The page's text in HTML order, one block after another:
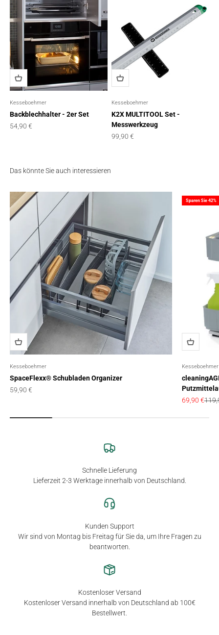
Kesseboehmer
Backblechhalter - 2er Set
Angebot
54,90 €
Kesseboehmer
K2X MULTITOOL Set -
Messwerkzeug
Angebot
99,90 €
Das könnte Sie auch interessieren
Kesseboehmer
SpaceFlexx® Schubladen Organizer
Angebot
59,90 €
Sparen Sie 42%
Kesseboehmer
Angebot
69,90 €
Schnelle Lieferung
Lieferzeit 2-3 Werktage innerhalb von Deutschland.
Kunden Support
Wir sind von Montag bis Freitag für Sie da, um Ihre Fragen zu
beantworten.
Kostenloser Versand
Kostenloser Versand innerhalb von Deutschland ab 100€
Bestellwert.